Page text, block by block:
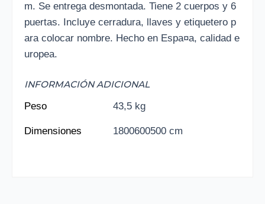
m. Se entrega desmontada. Tiene 2 cuerpos y 6
puertas. Incluye cerradura, llaves y etiquetero p
ara colocar nombre. Hecho en Espa¤a, calidad e
uropea.
INFORMACIÓN ADICIONAL
Peso
43,5 kg
Dimensiones 1800600500 cm